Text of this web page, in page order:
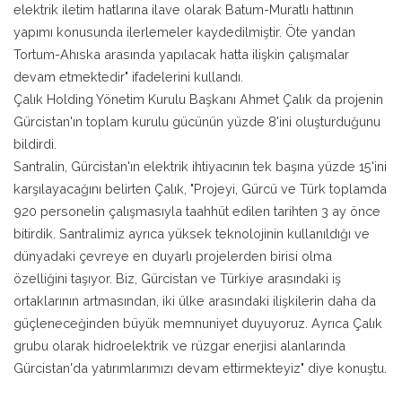
elektrik iletim hatlarına ilave olarak Batum-Muratlı hattının
yapımı konusunda ilerlemeler kaydedilmiştir. Öte yandan
Tortum-Ahıska arasında yapılacak hatta ilişkin çalışmalar
devam etmektedir" ifadelerini kullandı.
Çalık Holding Yönetim Kurulu Başkanı Ahmet Çalık da projenin
Gürcistan'ın toplam kurulu gücünün yüzde 8'ini oluşturduğunu
bildirdi.
Santralin, Gürcistan'ın elektrik ihtiyacının tek başına yüzde 15'ini
karşılayacağını belirten Çalık, "Projeyi, Gürcü ve Türk toplamda
920 personelin çalışmasıyla taahhüt edilen tarihten 3 ay önce
bitirdik. Santralimiz ayrıca yüksek teknolojinin kullanıldığı ve
dünyadaki çevreye en duyarlı projelerden birisi olma
özelliğini taşıyor. Biz, Gürcistan ve Türkiye arasındaki iş
ortaklarının artmasından, iki ülke arasındaki ilişkilerin daha da
güçleneceğinden büyük memnuniyet duyuyoruz. Ayrıca Çalık
grubu olarak hidroelektrik ve rüzgar enerjisi alanlarında
Gürcistan'da yatırımlarımızı devam ettirmekteyiz" diye konuştu.